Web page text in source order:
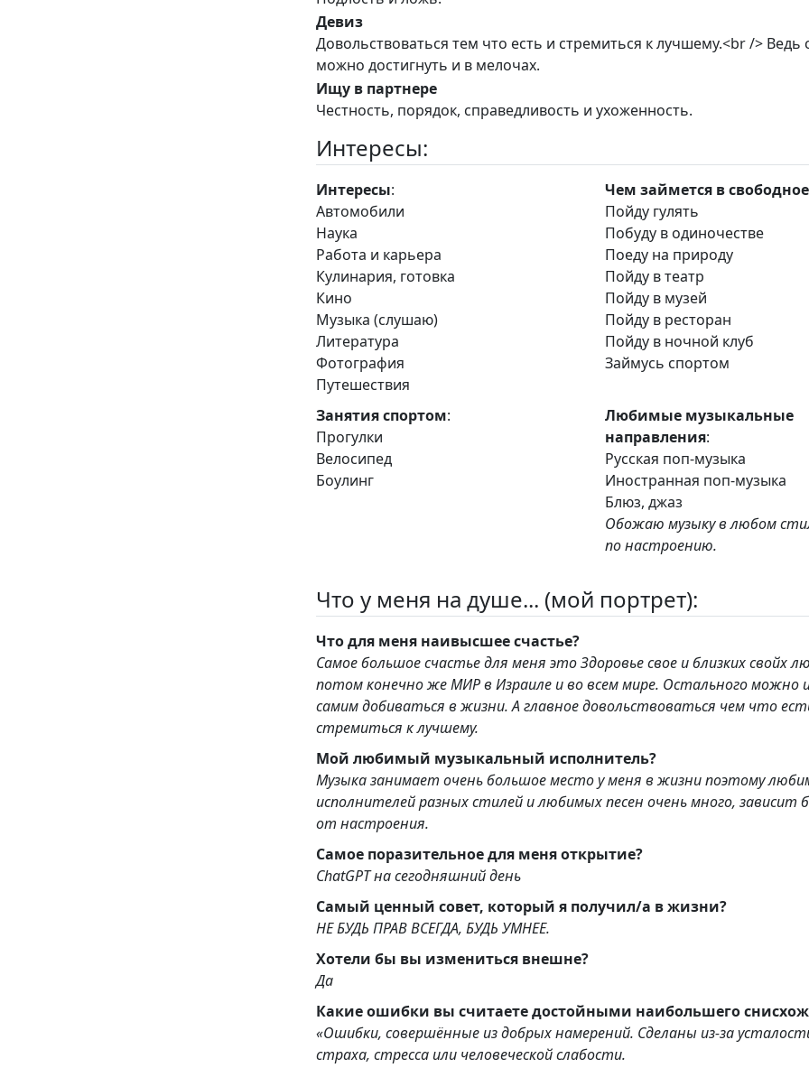
Девиз
Довольствоваться тем что есть и стремиться к лучшему.<br /> Ведь
можно достигнуть и в мелочах.
Ищу в партнере
Честность, порядок, справедливость и ухоженность.
Интересы:
Интересы:
Автомобили
Наука
Работа и карьера
Кулинария, готовка
Кино
Музыка (слушаю)
Литература
Фотография
Путешествия
Чем займется в
Пойду гулять
Побуду в одиночестве
Поеду на природу
Пойду в театр
Пойду в музей
Пойду в ресторан
Пойду в ночной клуб
Займусь спортом
Занятия спортом:
Прогулки
Велосипед
Боулинг
Любимые музыкальные
направления:
Русская поп-музыка
Иностранная поп-музыка
Блюз, джаз
Обожаю музыку в любом
по настроению.
Что у меня на душе... (мой портрет):
Что для меня наивысшее счастье?
Самое большое счастье для меня это Здоровье свое и близких свойх
потом конечно же МИР в Израиле и во всем мире. Остального можно и нужно
самим добиваться в жизни. А главное довольствоваться чем что есть и
стремиться к лучшему.
Мой любимый музыкальный исполнитель?
Музыка занимает очень большое место у меня в жизни поэтому
исполнителей разных стилей и любимых песен очень много, зависит
от настроения.
Самое поразительное для меня открытие?
ChatGPT на сегодняшний день
Самый ценный совет, который я получил/а в жизни?
НЕ БУДЬ ПРАВ ВСЕГДА, БУДЬ УМНЕЕ.
Хотели бы вы измениться внешне?
Да
Какие ошибки вы считаете достойными наибольшего
«Ошибки, совершённые из добрых намерений. Сделаны из-за усталости,
страха, стресса или человеческой слабости.